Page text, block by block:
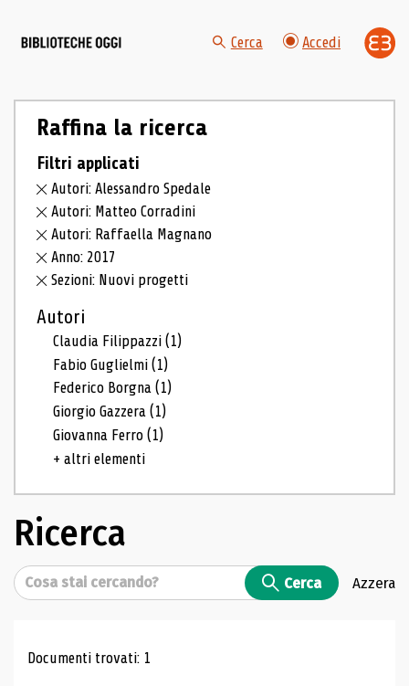
Cerca Accedi
Raffina la ricerca
Filtri applicati
Autori: Alessandro Spedale
Autori: Matteo Corradini
Autori: Raffaella Magnano
Anno: 2017
Sezioni: Nuovi progetti
Autori
Claudia Filippazzi(1)
Fabio Guglielmi(1)
Federico Borgna(1)
Giorgio Gazzera(1)
Giovanna Ferro(1)
+ altri elementi
Ricerca
Cerca Cerca Azzera
Risultati di ricerca
Documenti trovati: 1